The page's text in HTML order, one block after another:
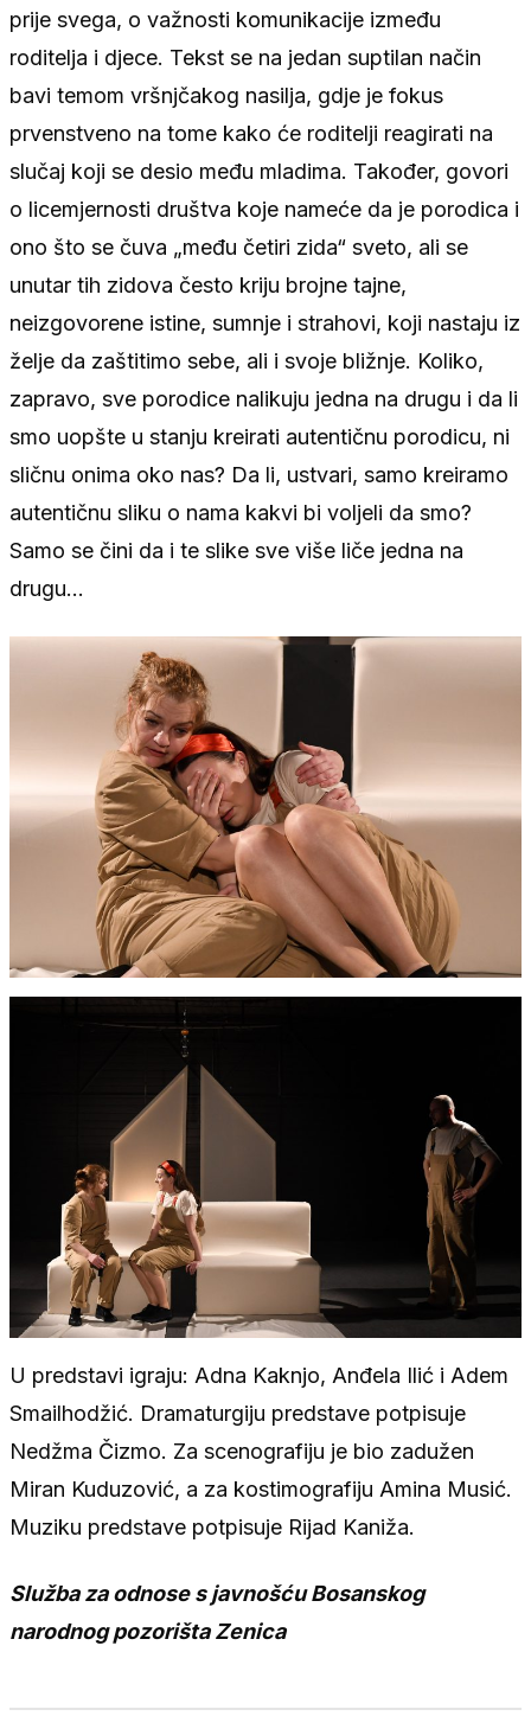
prije svega, o važnosti komunikacije između
roditelja i djece. Tekst se na jedan suptilan način
bavi temom vršnjčakog nasilja, gdje je fokus
prvenstveno na tome kako će roditelji reagirati na
slučaj koji se desio među mladima. Također, govori
o licemjernosti društva koje nameće da je porodica i
ono što se čuva „među četiri zida“ sveto, ali se
unutar tih zidova često kriju brojne tajne,
neizgovorene istine, sumnje i strahovi, koji nastaju iz
želje da zaštitimo sebe, ali i svoje bližnje. Koliko,
zapravo, sve porodice nalikuju jedna na drugu i da li
smo uopšte u stanju kreirati autentičnu porodicu, ni
sličnu onima oko nas? Da li, ustvari, samo kreiramo
autentičnu sliku o nama kakvi bi voljeli da smo?
Samo se čini da i te slike sve više liče jedna na
drugu…
U predstavi igraju: Adna Kaknjo, Anđela Ilić i Adem
Smailhodžić. Dramaturgiju predstave potpisuje
Nedžma Čizmo. Za scenografiju je bio zadužen
Miran Kuduzović, a za kostimografiju Amina Musić.
Muziku predstave potpisuje Rijad Kaniža.
Služba za odnose s javnošću Bosanskog
narodnog pozorišta Zenica